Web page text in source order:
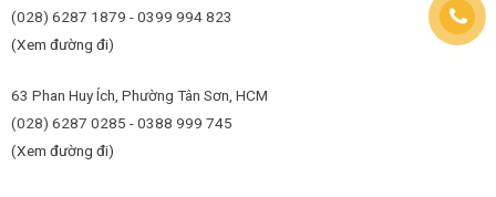
(028) 6287 1879 - 0399 994 823
(Xem đường đi)
63 Phan Huy Ích, Phường Tân Sơn, HCM
(028) 6287 0285 - 0388 999 745
(Xem đường đi)